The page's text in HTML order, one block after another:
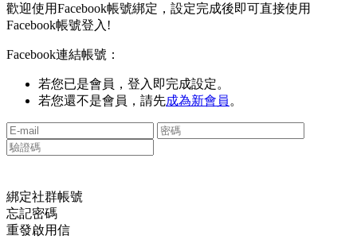
歡迎使用Facebook帳號綁定，設定完成後即可直接使用
Facebook帳號登入!
Facebook連結帳號：
若您已是會員，登入即完成設定。
若您還不是會員，請先成為新會員 。
綁定社群帳號
忘記密碼
重發啟用信